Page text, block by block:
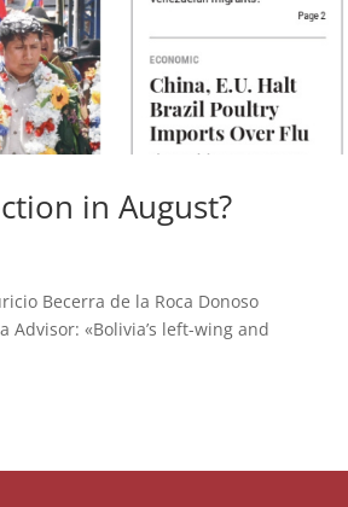
in August?
Becerra de la Roca Donoso
«Bolivia’s left-wing and